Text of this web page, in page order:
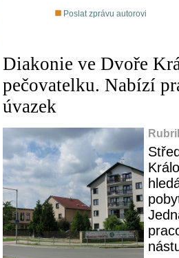
Poslat zprávu autorovi
Diakonie ve Dvoře
pečovatelku. Nabízí
úvazek